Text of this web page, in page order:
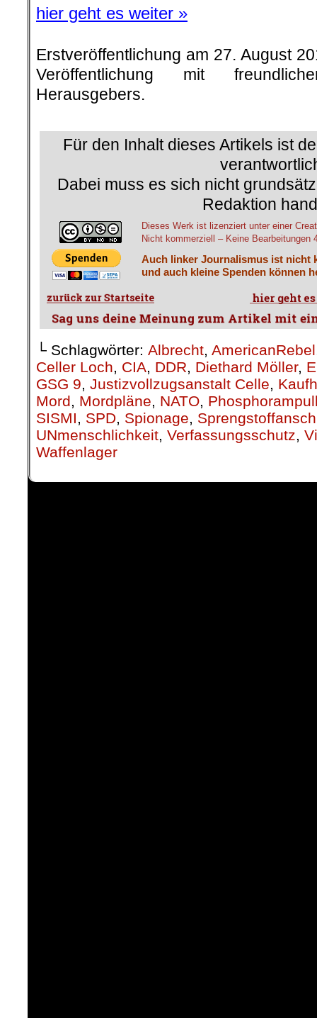
hier geht es weiter »
Erstveröffentlichung am 27. August
Veröffentlichung mit
Herausgebers.
Für den Inhalt dieses Artikels ist
Dabei muss es sich nicht
Redaktion
Dieses Werk ist lizenziert unter einer
Nicht kommerziell – Keine Bearbeitungen
Auch linker Journalismus ist nicht
und auch kleine Spenden können
└ Schlagwörter: Albrecht, AmericanRebel
Celler Loch, CIA, DDR, Diethard Möller,
GSG 9, Justizvollzugsanstalt Celle,
Mord, Mordpläne, NATO,
SISMI, SPD, Spionage,
UNmenschlichkeit, Verfassungsschutz,
Waffenlager